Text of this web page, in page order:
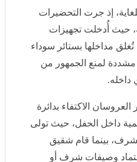
تجهيزات وديكورات
بستائر سوداء كثيفة، فيما
من الاطلاع على
داخل الحفل، حيث تولى
بينما قام شقيق كيلسي
شرف أو إشبينات من